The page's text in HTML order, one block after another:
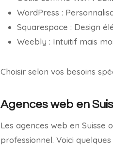
WordPress :
Squarespace : Design
Weebly : Intuitif mais
Choisir selon vos besoins
Agences web en
Les agences web en
professionnel. Voici